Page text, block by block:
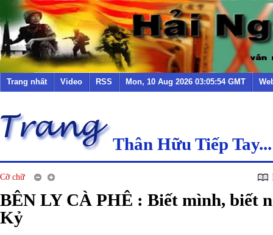
Trang nhất Video RSS Mon, 10 Aug 2026 03:05:54 GMT
Thân Hữu Tiếp Tay...
Cỡ chữ
BÊN LY CÀ PHÊ : Biết mình, biết
Kỷ